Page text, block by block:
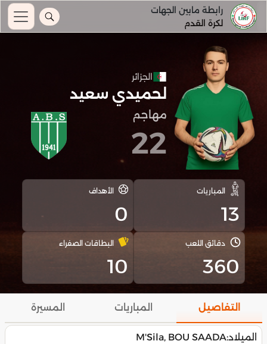
رابطة مابين الجهات
لكرة القدم
الجزائر
لحميدي سعيد
مهاجم
22
المباريات
13
الأهداف
0
دقائق اللعب
360
البطاقات الصفراء
10
التفاصيل المباريات المسيرة
الميلاد:M'Sila, BOU SAADA